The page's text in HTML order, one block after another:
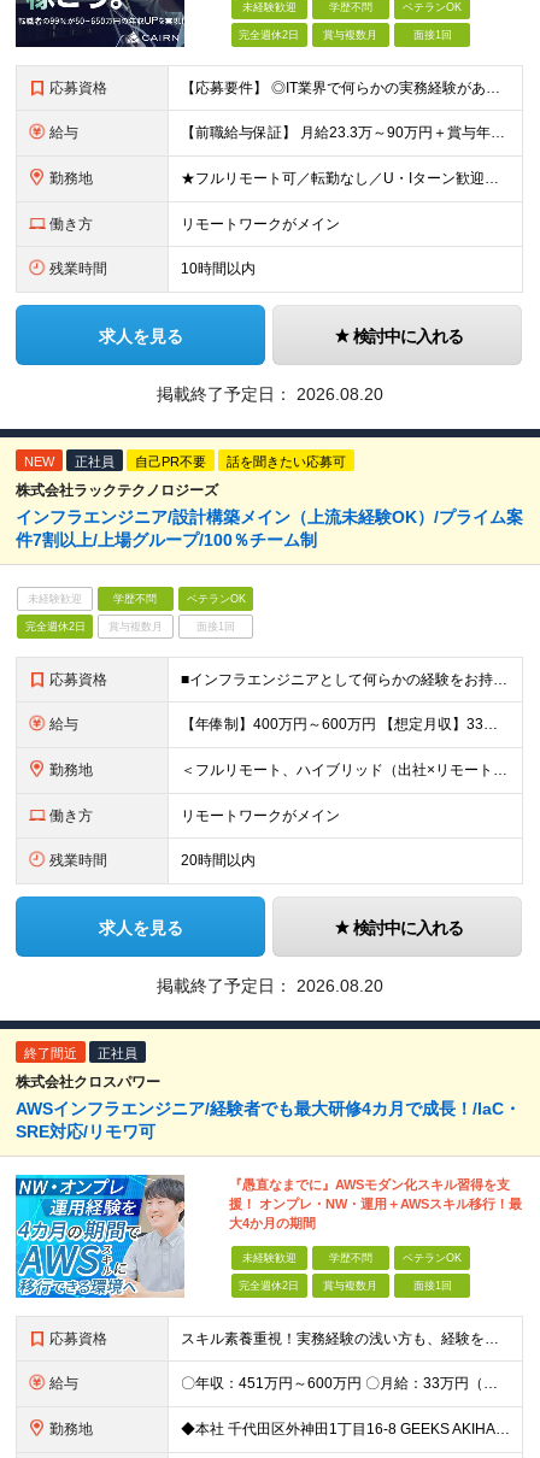
未経験歓迎 学歴不問 ベテランOK
完全週休2日 賞与複数月 面接1回
応募資格 【応募要件】 ◎IT業界で何らかの実務経験がある方 └2～3ヶ月の実務経験のある方は歓迎します！ 例）PCキッティングやモバイル通信基地局の業務経験者など インフラエンジニアとしてご経験のある方は、
給与 【前職給与保証】 月給23.3万～90万円＋賞与年2回＋インセンティブ ★年収1000万円以上の実績あり！ ※上記月給には月20～30時間分（2万9,300円～21万7,900円）の固定残業代を含み
勤務地 ★フルリモート可／転勤なし／U・Iターン歓迎★ ◎勤務地は相談の上、ご自宅近くに調整します！ 【勤務地】 本社、または東京／埼玉／千葉／神奈川／愛知／仙台のクライアント先 ◎完全在宅（フルリモート）
働き方 リモートワークがメイン
残業時間 10時間以内
求人を見る 検討中に入れる
掲載終了予定日： 2026.08.20
NEW 正社員 自己PR不要 話を聞きたい応募可
株式会社ラックテクノロジーズ
インフラエンジニア/設計構築メイン（上流未経験OK）/プライム案
件7割以上/上場グループ/100％チーム制
未経験歓迎 学歴不問 ベテランOK
完全週休2日 賞与複数月 面接1回
応募資格 ■インフラエンジニアとして何らかの経験をお持ちの方 ∟運用や保守の方も歓迎します！業界/担当フェーズは問いません 100％チーム配属なので、サポート体制が整っています！ ■学歴不問 ＜こんな想い
給与 【年俸制】400万円～600万円 【想定月収】33万3,350円～50万円 ※経験・スキル・保有資格などを考慮して決定します。 ※月額給与は年俸の12分の1を毎月支給します。 ※年俸には前払退職金、住
勤務地 ＜フルリモート、ハイブリッド（出社×リモート）案件多数！＞ ■本社／東京都千代田区平河町2丁目16番1号 平河町森タワー ※転居を伴う転勤はありません。 ■クライアント先（東京・神奈川・千葉・埼玉）
働き方 リモートワークがメイン
残業時間 20時間以内
求人を見る 検討中に入れる
掲載終了予定日： 2026.08.20
終了間近 正社員
株式会社クロスパワー
AWSインフラエンジニア/経験者でも最大研修4カ月で成長！/IaC・
SRE対応/リモワ可
『愚直なまでに』AWSモダン化スキル習得を支
援！ オンプレ・NW・運用＋AWSスキル移行！最
大4か月の期間
未経験歓迎 学歴不問 ベテランOK
完全週休2日 賞与複数月 面接1回
応募資格 スキル素養重視！実務経験の浅い方も、経験を活かしたい中堅層も、幅広く歓迎します！ ・学歴不問 ・システム運用、構築、開発経験または相当の見識がある方 ◆賞与年2回有◆20～50代まで幅広い年代が
給与 〇年収：451万円～600万円 〇月給：33万円（固定残業87,187円含）～ 44.3万円（固定残業110,039円含）＋賞与＋資格手当 ※固定残業は45時間（当社の平均残業は8時間です）。 万が
勤務地 ◆本社 千代田区外神田1丁目16-8 GEEKS AKIHABARA 3階 ◆リモートワーク者多数 ※上記を除く当社関連勤務地